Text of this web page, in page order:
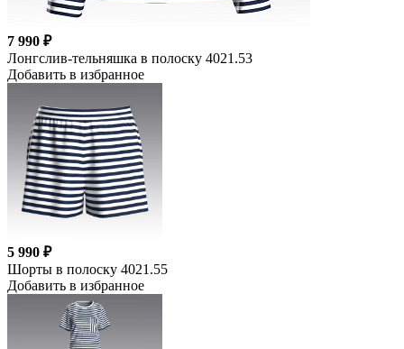
7 990 ₽
Лонгслив-тельняшка в полоску 4021.53
Добавить в избранное
5 990 ₽
Шорты в полоску 4021.55
Добавить в избранное